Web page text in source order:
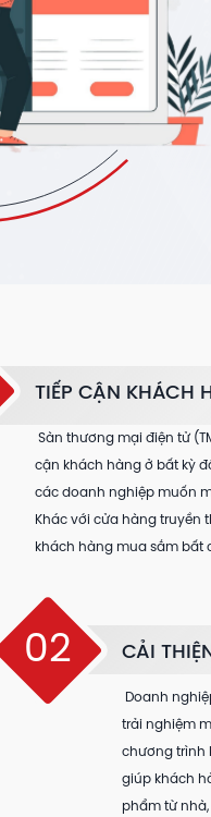
TIẾP CẬN KHÁCH
Sàn thương mại điện tử
cận khách hàng ở bất kỳ
các doanh nghiệp muốn
Khác với cửa hàng truyền
khách hàng mua sắm bất
02 CẢI
Doanh
trải nghiệm
chương trình
giúp khách
phẩm từ